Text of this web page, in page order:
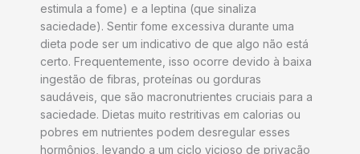
estimula a fome) e a leptina (que sinaliza
saciedade). Sentir fome excessiva durante uma
dieta pode ser um indicativo de que algo não está
certo. Frequentemente, isso ocorre devido à baixa
ingestão de fibras, proteínas ou gorduras
saudáveis, que são macronutrientes cruciais para a
saciedade. Dietas muito restritivas em calorias ou
pobres em nutrientes podem desregular esses
hormônios, levando a um ciclo vicioso de privação